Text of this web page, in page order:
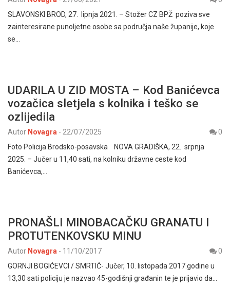
SLAVONSKI BROD, 27. lipnja 2021. – Stožer CZ BPŽ poziva sve
zainteresirane punoljetne osobe sa područja naše županije, koje
se…
UDARILA U ZID MOSTA – Kod Banićevca
vozačica sletjela s kolnika i teško se
ozlijedila
Autor Novagra - 22/07/2025
0
Foto Policija Brodsko-posavska NOVA GRADIŠKA, 22. srpnja
2025. – Jučer u 11,40 sati, na kolniku državne ceste kod
Banićevca,…
PRONAŠLI MINOBACAČKU GRANATU I
PROTUTENKOVSKU MINU
Autor Novagra - 11/10/2017
0
GORNJI BOGIĆEVCI / SMRTIĆ- Jučer, 10. listopada 2017.godine u
13,30 sati policiju je nazvao 45-godišnji građanin te je prijavio da…